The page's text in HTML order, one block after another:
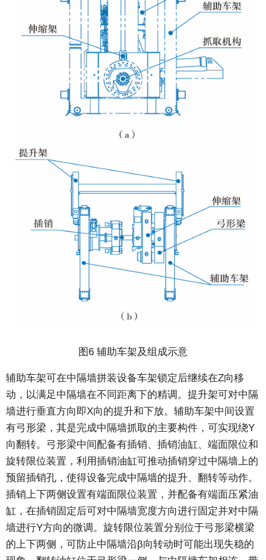
图6 辅助车架及组成示意
辅助车架可在中隔墙拼装设备车架锁定后继续在Z向移
动，以满足中隔墙在不同距离下的精调。提升架可对中隔
墙进行垂直方向即X向的提升和下放。辅助车架中间设置
有弓形梁，其是完成中隔墙抓取的主要构件，可实现绕Y
向翻转。弓形梁中间配备有插销、插销油缸、端面限位和
旋转限位装置，利用插销油缸可推动插销穿过中隔墙上的
预留插销孔，使得设备完成中隔墙的提升、翻转等动作。
插销上下两侧设置有端面限位装置，并配备有端面压紧油
缸，在插销固定后可对中隔墙宽度方向进行固定并对中隔
墙进行Y方向的微调。旋转限位装置分别位于弓形梁横梁
的上下两侧，可防止中隔墙沿β向转动时可能出现失稳的